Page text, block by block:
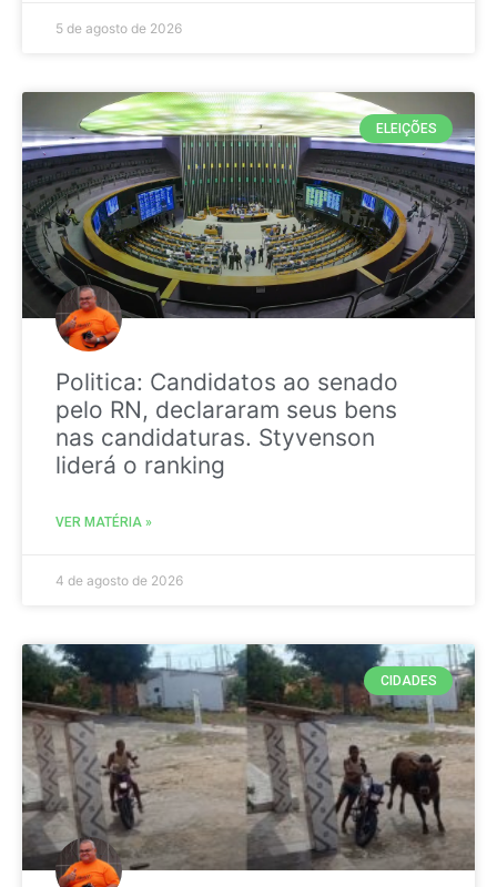
5 de agosto de 2026
ELEIÇÕES
Politica: Candidatos ao senado
pelo RN, declararam seus bens
nas candidaturas. Styvenson
liderá o ranking
VER MATÉRIA »
4 de agosto de 2026
CIDADES